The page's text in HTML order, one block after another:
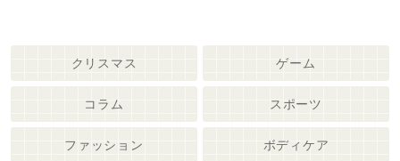
クリスマス ゲーム
コラム スポーツ
ファッション ボディケア